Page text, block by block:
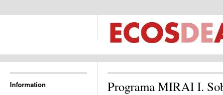
Information Programa MIRAI I.